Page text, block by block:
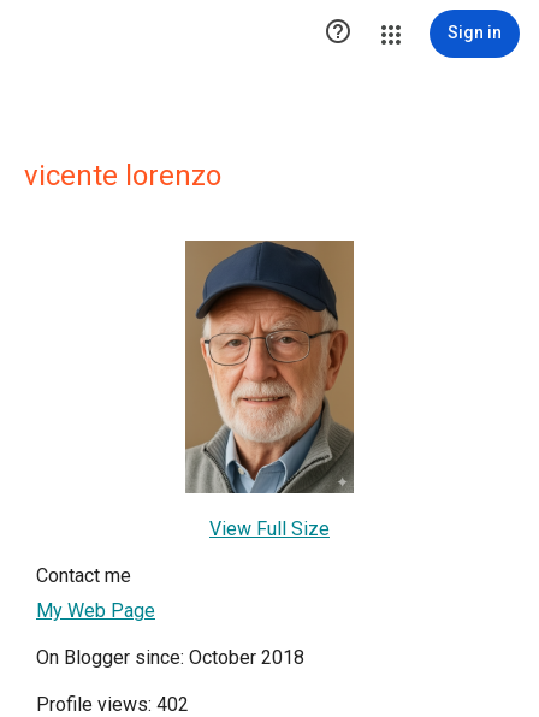
 Sign in
vicente lorenzo
View Full Size
Contact me
My Web Page
On Blogger since: October 2018
Profile views: 402